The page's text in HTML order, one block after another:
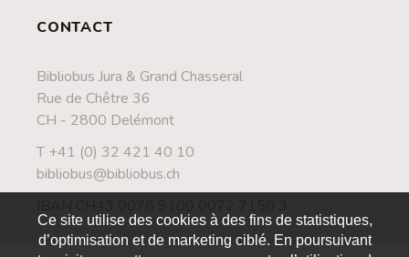
CONTACT
Bibliobus Jura & Grand Chasseral
Rue de Chêtre 36
CH - 2800 Delémont
T +41 (0) 32 421 40 10
bibliobus@bibliobus.ch
Ce site utilise des cookies à des fins de statistiques,
d’optimisation et de marketing ciblé. En poursuivant